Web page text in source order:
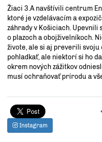
Žiaci 3.A navštívili centrum
ktoré je vzdelávacím a
záhrady v Košiciach.
o plazoch a obojživelníkoch.
živote, ale si aj preverili svoju
pohladkať, ale niektorí si ho
okrem nových zážitkov
musí ochraňovať prírodu a
Instagram